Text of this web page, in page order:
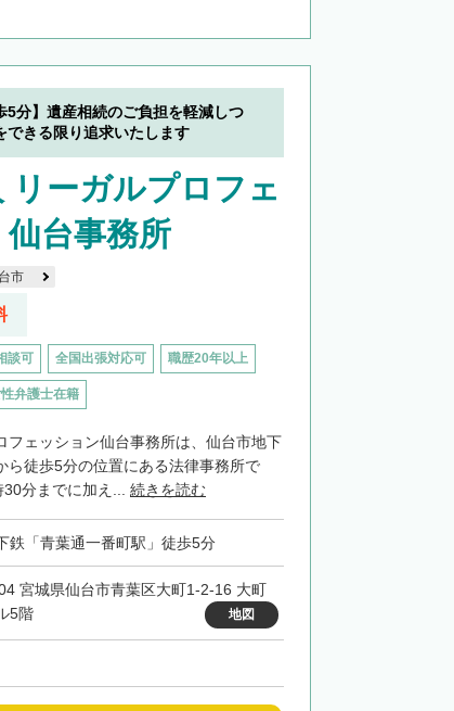
5分】遺産相続のご負担を軽減しつ
できる限り追求いたします
リーガルプロフェ
台事務所
市
談可 全国出張対応可 職歴20年以上
弁護士在籍
フェッション仙台事務所は、仙台市地下
ら徒歩5分の位置にある法律事務所で
分までに加え... 続きを読む
鉄「青葉通一番町駅」徒歩5分
宮城県仙台市青葉区大町1-2-16 大町
5階
地図